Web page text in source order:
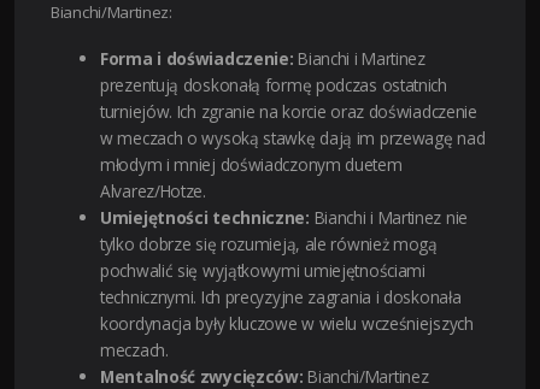
Bianchi/Martinez:
Forma i doświadczenie: Bianchi i Martinez
prezentują doskonałą formę podczas ostatnich
turniejów. Ich zgranie na korcie oraz doświadczenie
w meczach o wysoką stawkę dają im przewagę nad
młodym i mniej doświadczonym duetem
Alvarez/Hotze.
Umiejętności techniczne: Bianchi i Martinez nie
tylko dobrze się rozumieją, ale również mogą
pochwalić się wyjątkowymi umiejętnościami
technicznymi. Ich precyzyjne zagrania i doskonała
koordynacja były kluczowe w wielu wcześniejszych
meczach.
Mentalność zwycięzców: Bianchi/Martinez